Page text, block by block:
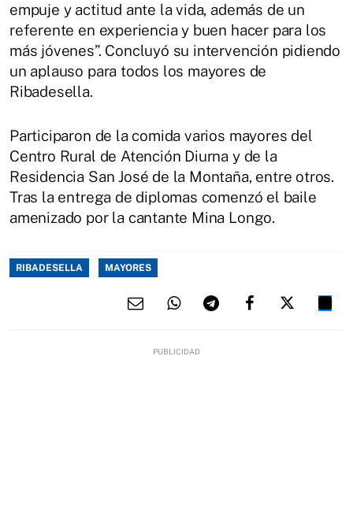
empuje y actitud ante la vida, además de un
referente en experiencia y buen hacer para los
más jóvenes”. Concluyó su intervención pidiendo
un aplauso para todos los mayores de
Ribadesella.
Participaron de la comida varios mayores del
Centro Rural de Atención Diurna y de la
Residencia San José de la Montaña, entre otros.
Tras la entrega de diplomas comenzó el baile
amenizado por la cantante Mina Longo.
RIBADESELLA MAYORES